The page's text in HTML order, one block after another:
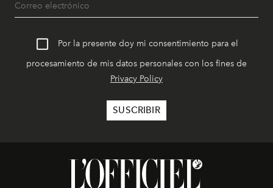
Por la presente doy mi consentimiento para el
procesamiento de mis datos personales con los fines de
Privacy Policy